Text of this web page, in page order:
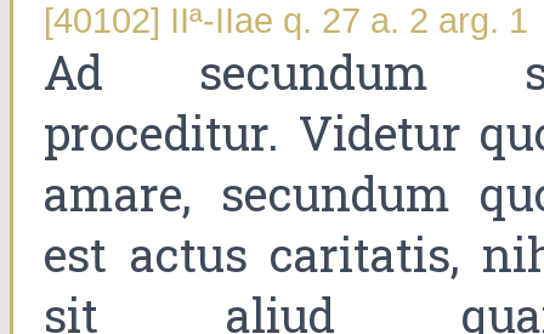
[40102] IIª-IIae q. 27 a. 2 arg. 1
Ad secundum
proceditur. Videtur
amare, secundum
est actus caritatis,
sit aliud